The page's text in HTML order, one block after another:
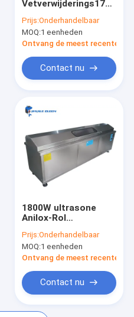
Vetverwijderings175l
Reinigingsmachine
met het Bespuiten
Prijs:Onderhandelbaar
MOQ:1 eenheden
Ontvang de meest recente
Contact nu
1800W ultrasone
Anilox-Rol
Machine om het
Siliconeolie van de
Inktlijm schoon te
Prijs:Onderhandelbaar
MOQ:1 eenheden
Ontvang de meest recente
Contact nu